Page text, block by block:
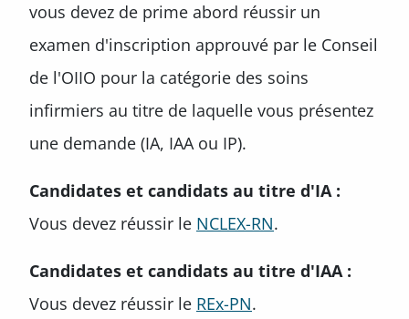
vous devez de prime abord réussir un
examen d'inscription approuvé par le Conseil
de l'OIIO pour la catégorie des soins
infirmiers au titre de laquelle vous présentez
une demande (IA, IAA ou IP).
Candidates et candidats au titre d'IA :
Vous devez réussir le NCLEX-RN.
Candidates et candidats au titre d'IAA :
Vous devez réussir le REx-PN.